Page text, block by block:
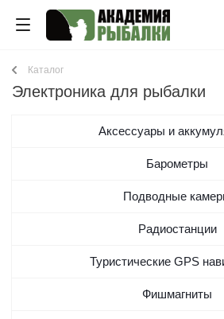
Каталог
Электроника для рыбалки
Аксессуары и
Барометры
Подводные
Радиостанции
Туристические GPS
Фишмагниты